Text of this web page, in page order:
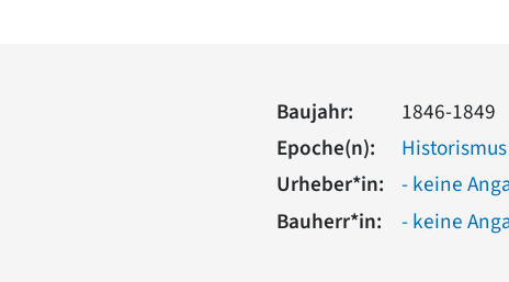
Baujahr:
1846-1849
Epoche(n):
Historismus
Urheber*in:
- keine
Bauherr*in:
- keine